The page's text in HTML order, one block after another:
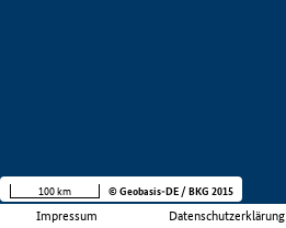
Impressum Datenschutzerklärung
100 km © Geobasis-DE / BKG 2015